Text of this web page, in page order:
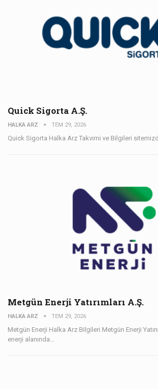
Quick Sigorta A.Ş.
HALKA ARZ TEM 29, 2026
Quick Sigorta Halka Arz Takvimi ve Bilgileri
Metgün Enerji Yatırımları A.Ş.
HALKA ARZ TEM 29, 2026
Metgün Enerji Halka Arz Bilgileri Metgün Enerji
enerji alanında…